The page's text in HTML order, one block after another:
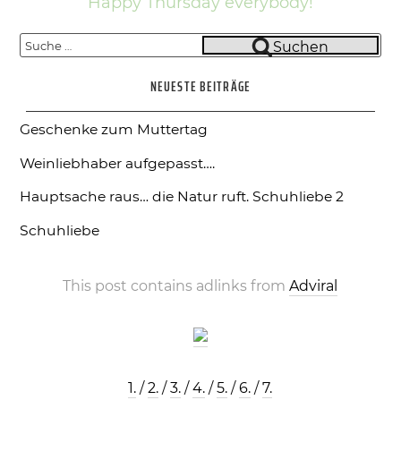
Suche
Suchen
NEUESTE BEITRÄGE
Geschenke zum Muttertag
Weinliebhaber aufgepasst….
Hauptsache raus… die Natur ruft. Schuhliebe 2
Schuhliebe
This post contains adlinks fromAdviral
1. /2. /3. /4. /5. /6. /7.